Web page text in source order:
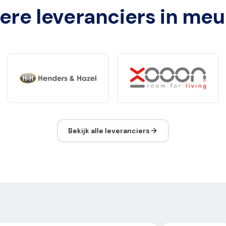
leveranciers in
Bekijk alle leveranciers